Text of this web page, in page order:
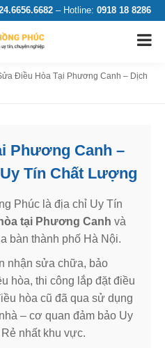
– Hotline: 0918 18 8286
Điều Hòa Tại Phương Canh – Dịch
Phương Canh –
Tín Chất Lượng
Phúc là địa chỉ Uy Tín
tại Phương Canh và
bàn thành phố Hà Nội.
nhận sửa chữa, bảo
hòa, thi công lắp đặt điều
hòa cũ đã qua sử dụng
– cơ quan đảm bảo Uy
nhất khu vực.